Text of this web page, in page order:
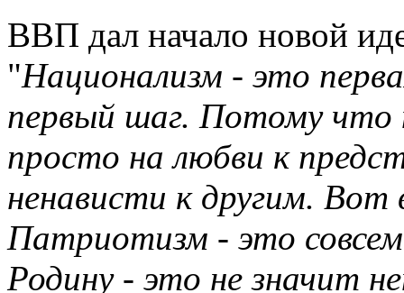
ВВП дал начало новой
"Национализм - это
первый шаг. Потому что
просто на любви к
ненависти к другим. Вот
Патриотизм - это
Родину - это не значит